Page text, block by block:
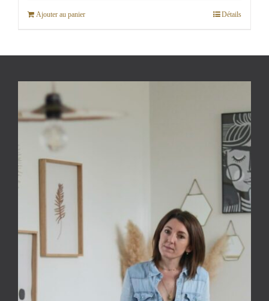
Ajouter au panier Détails